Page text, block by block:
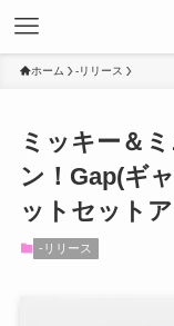
ホーム -リリース
ミッキー＆
ン！Gap(ギ
ットセットア
-リリース